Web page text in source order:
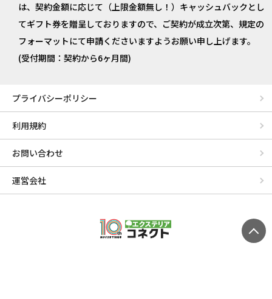
は、契約金額に応じて（上限金額無し！）キャッシュバックとし
てギフト券を贈呈しておりますので、ご契約が成立次第、規定の
フォーマットにて申請くださいますようお願い申し上げます。
(受付期間：契約から6ヶ月間)
プライバシーポリシー
利用規約
お問い合わせ
運営会社